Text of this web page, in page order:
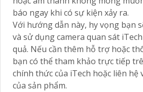
báo ngay khi có sự kiện xảy ra.
Với hướng dẫn này, hy vọng bạn
và sử dụng camera quan sát
quả. Nếu cần thêm hỗ trợ hoặc
bạn có thể tham khảo trực tiếp
chính thức của iTech hoặc liên hệ
của sản phẩm.